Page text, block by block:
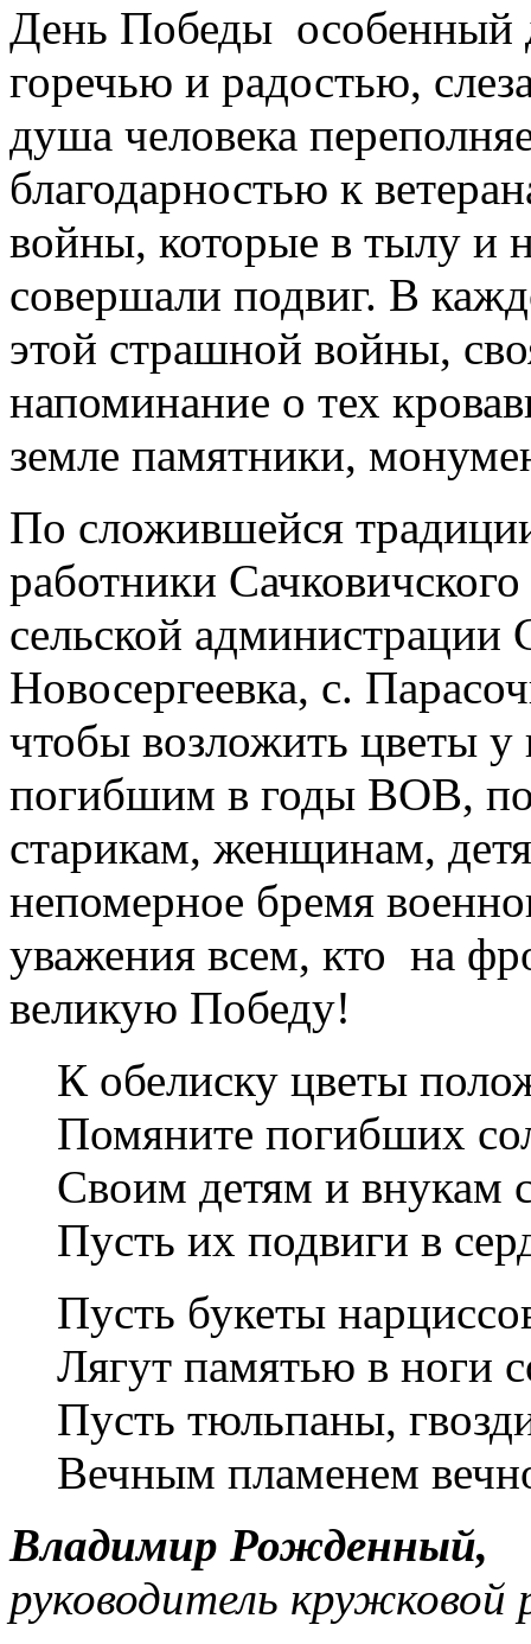
День Победы особенный
горечью и радостью,
душа человека
благодарностью к
войны, которые в тылу и
совершали подвиг. В
этой страшной войны,
напоминание о тех
земле памятники,
По сложившейся
работники
сельской
Новосергеевка, с.
чтобы возложить цветы
погибшим в годы ВОВ,
старикам, женщинам,
непомерное бремя
уважения всем, кто на
великую Победу!
К обелиску цветы
Помяните погибших
Своим детям и внукам
Пусть их подвиги в
Пусть букеты
Лягут памятью в ноги
Пусть тюльпаны,
Вечным пламенем
Владимир Рожденный,
руководитель